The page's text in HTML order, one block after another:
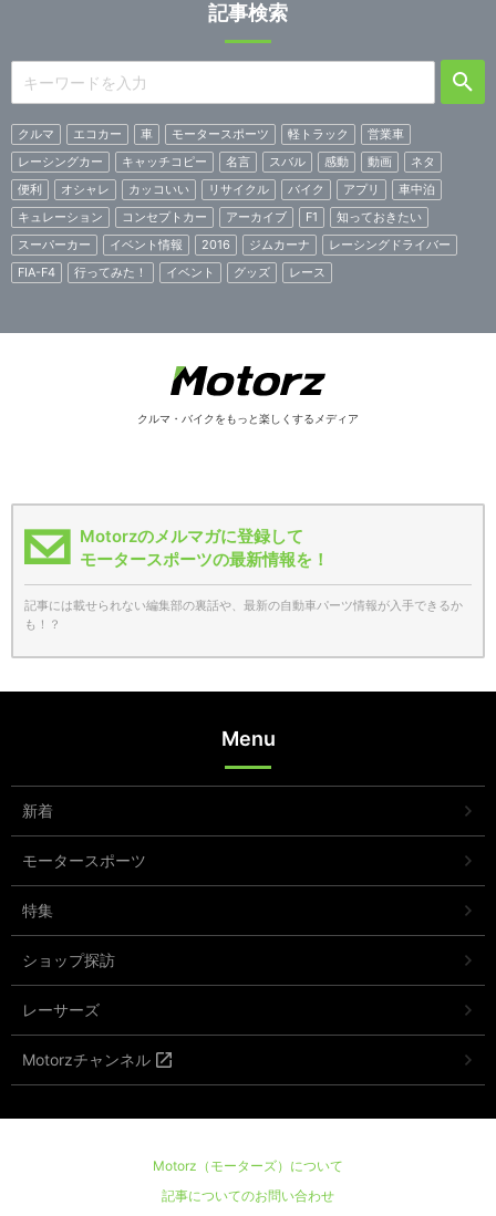
記事検索
クルマ エコカー 車 モータースポーツ 軽トラック
営業車
レーシングカー
キャッチコピー 名言 スバル 感動 動画
ネタ
便利
オシャレ カッコいい リサイクル バイク アプリ
車中泊
キュレーション
コンセプトカー アーカイブ F1
知っておきたい
スーパーカー
イベント情報 2016 ジムカーナ
レーシングドライバー
FIA-F4
行ってみた！ イベント グッズ レース
クルマ・バイクをもっと楽しくするメディア
Motorzのメルマガに登録して
モータースポーツの最新情報を！
記事には載せられない編集部の裏話や、最新の自動車パーツ情報が入手できるか
も！？
Menu
新着
モータースポーツ
特集
ショップ探訪
レーサーズ
Motorzチャンネル
Motorz（モーターズ）について
記事についてのお問い合わせ